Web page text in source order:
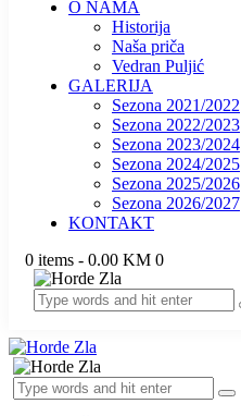
O NAMA
Historija
Naša priča
Vedran Puljić
GALERIJA
Sezona 2021/2022
Sezona 2022/2023
Sezona 2023/2024
Sezona 2024/2025
Sezona 2025/2026
Sezona 2026/2027
KONTAKT
0 items - 0.00 KM 0